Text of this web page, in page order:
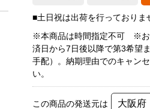
■土日祝は出荷を行っておりま
※本商品は時間指定不可 ※お
済日から7日後以降で第3希望
手配）。納期理由でのキャン
い。
この商品の発送元は 大阪府